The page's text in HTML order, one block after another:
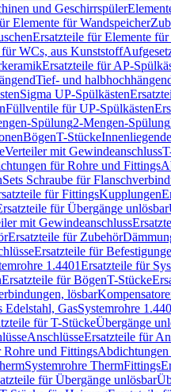
und Geschirrspüler
Elemente für Wandspeicher
Ersatzteile für Elemente für
WCs, aus Kunststoff
Ersatzteile für AP-
Tief- und
Sigma UP-Spülkästen
Füllventile für UP-Spülkästen
Spülung2-Mengen-Spülung
BögenT-Stücke
Verteiler mit Gewindeanschluss
für Rohre und Fittings
Sets Schraube für
für FittingsKupplungen
für Übergänge unlösbar
mit Gewindeanschluss
Ersatzteile für Zubehör
Ersatzteile für
1.4401Ersatzteile für
Ersatzteile für BögenT-Stücke
lösbar
Edelstahl, GasSystemrohre
für T-StückeÜbergänge
AnschlüsseErsatzteile für
und Fittings
Systemrohre ThermFittings
für Übergänge unlösbar